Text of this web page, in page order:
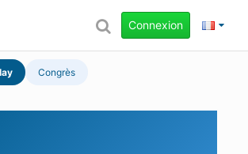
Connexion
Congrès